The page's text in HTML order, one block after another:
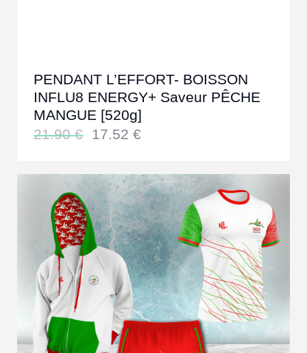
PENDANT L’EFFORT- BOISSON
INFLU8 ENERGY+ Saveur PÊCHE
MANGUE [520g]
21.90€ 17.52 €